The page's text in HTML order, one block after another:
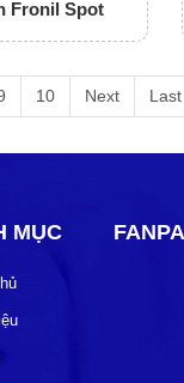
Fronil Spot
10 Next Last
MỤC